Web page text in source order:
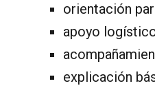
orientación
apoyo
explicación